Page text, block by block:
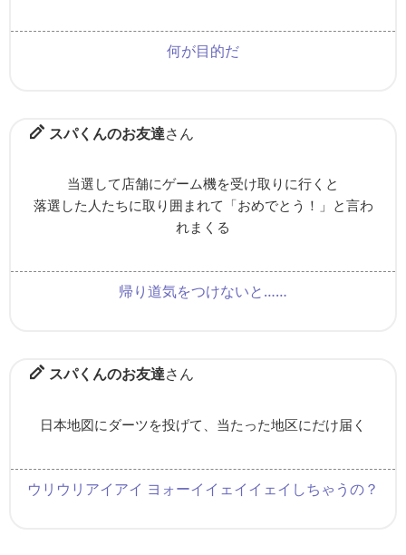
何が目的だ
スパくんのお友達さん
当選して店舗にゲーム機を受け取りに行くと
落選した人たちに取り囲まれて「おめでとう！」と言わ
れまくる
帰り道気をつけないと……
スパくんのお友達さん
日本地図にダーツを投げて、当たった地区にだけ届く
ウリウリアイアイ ヨォーイイェイイェイしちゃうの？